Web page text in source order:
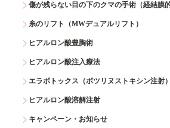
傷が残らない目の下のクマの手術（経結膜
糸のリフト（MWデュアルリフト）
ヒアルロン酸豊胸術
ヒアルロン酸注入療法
エラボトックス（ボツリヌストキシン注射）
ヒアルロン酸溶解注射
キャンペーン・お知らせ